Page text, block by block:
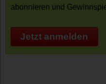
abonnieren und
Jetzt anmelden